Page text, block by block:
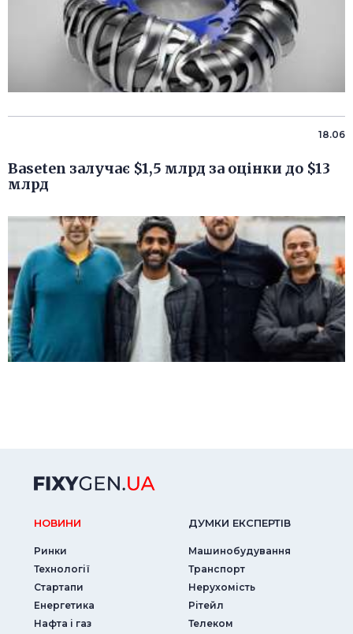
18.06
Baseten залучає $1,5 млрд за оцінки до $13
млрд
НОВИНИ
Ринки
Технології
Стартапи
Енергетика
Нафта і газ
ДУМКИ ЕКСПЕРТIВ
Машинобудування
Транспорт
Нерухомість
Рітейл
Телеком